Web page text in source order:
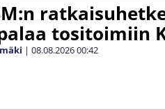
tositoimiin
| 08.08.202600:42